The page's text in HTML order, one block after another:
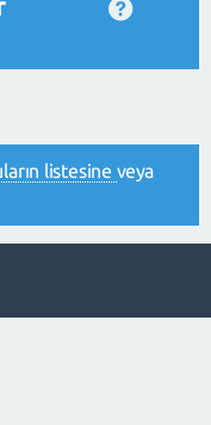
listesine veya